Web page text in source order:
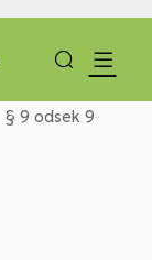
§ 9 odsek 9